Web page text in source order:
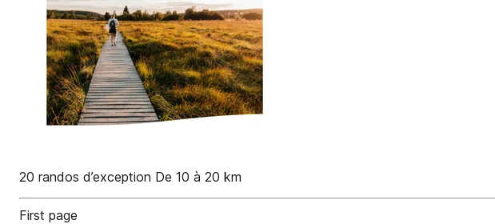
20 randos d’exception De 10 à 20 km
First page